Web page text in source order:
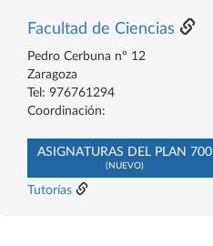
Facultad de Ciencias
Pedro Cerbuna nº 12
Zaragoza
Tel: 976761294
Coordinación:
ASIGNATURAS DEL PLAN 700
(NUEVO)
Tutorías